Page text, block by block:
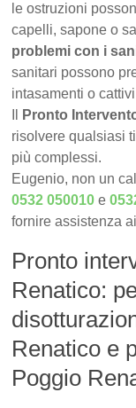
le ostruzioni
capelli, sapone o
problemi con i
sanitari possono
intasamenti o
Pronto
risolvere qualsiasi
più complessi.
Eugenio, non un
0532 050010 e
fornire assistenza
Pronto
Renatico:
Renatico e
Poggio